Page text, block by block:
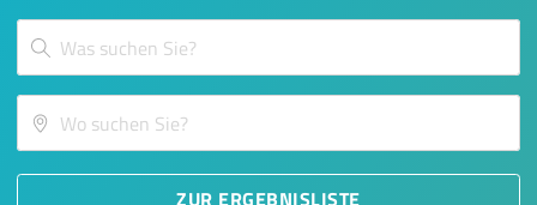
ZUR ERGEBNISLISTE